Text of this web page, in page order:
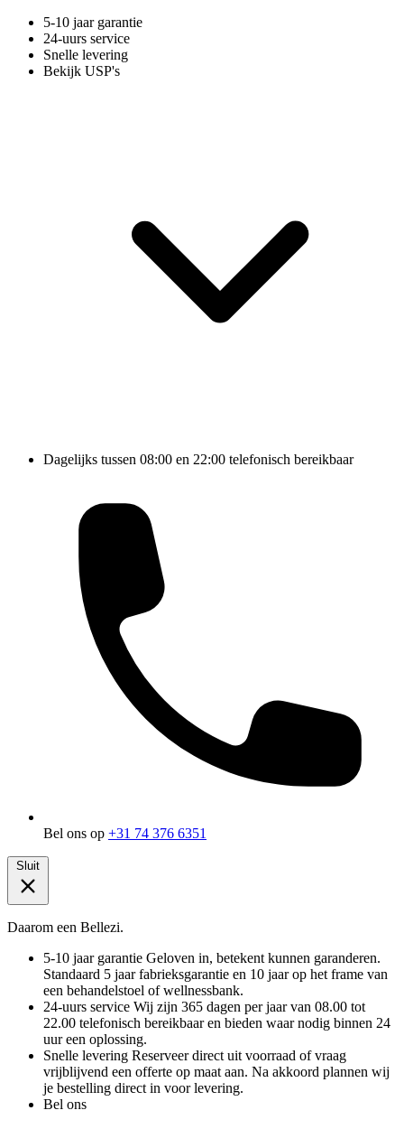
5-10 jaar garantie
24-uurs service
Snelle levering
Bekijk USP's
Dagelijks tussen 08:00 en 22:00 telefonisch bereikbaar
Bel ons op +31 74 376 6351
Sluit
Daarom een Bellezi.
5-10 jaar garantie Geloven in, betekent kunnen garanderen.
Standaard 5 jaar fabrieksgarantie en 10 jaar op het frame van
een behandelstoel of wellnessbank.
24-uurs service Wij zijn 365 dagen per jaar van 08.00 tot
22.00 telefonisch bereikbaar en bieden waar nodig binnen 24
uur een oplossing.
Snelle levering Reserveer direct uit voorraad of vraag
vrijblijvend een offerte op maat aan. Na akkoord plannen wij
je bestelling direct in voor levering.
Bel ons